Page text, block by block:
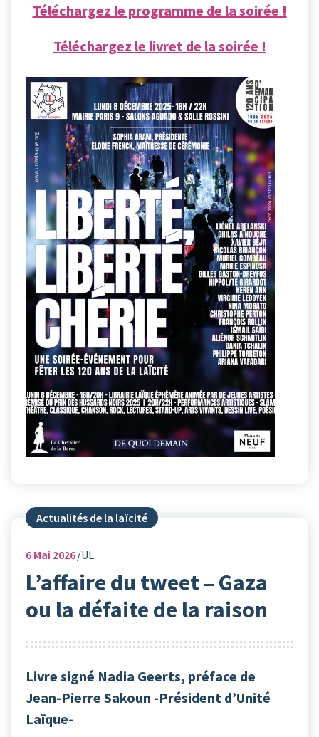
Téléchargez le programme de la soirée !
Téléchargez le livret de la soirée !
Actualités de la laïcité
6 Mai 2026 UL
L’affaire du tweet – Gaza
ou la défaite de la raison
Livre signé Nadia Geerts, préface de
Jean-Pierre Sakoun -Président d’Unité
Laïque-